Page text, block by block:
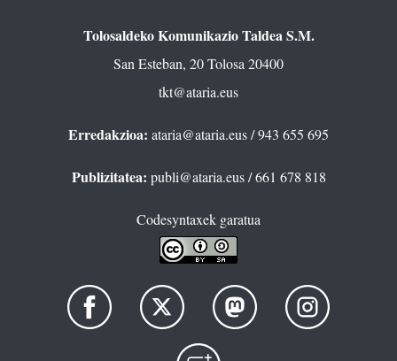
Tolosaldeko Komunikazio Taldea S.M.
San Esteban, 20 Tolosa 20400
tkt@ataria.eus
Erredakzioa: ataria@ataria.eus/ 943 655 695
Publizitatea: publi@ataria.eus/ 661 678 818
Codesyntaxek garatua